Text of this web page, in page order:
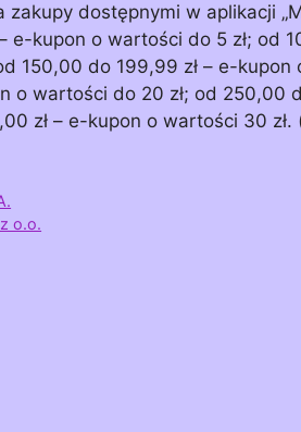
zakupy dostępnymi w aplikacji
e-kupon o wartości do 5 zł; od
150,00 do 199,99 zł – e-
o wartości do 20 zł; od 250,00
zł – e-kupon o wartości 30
o.o.